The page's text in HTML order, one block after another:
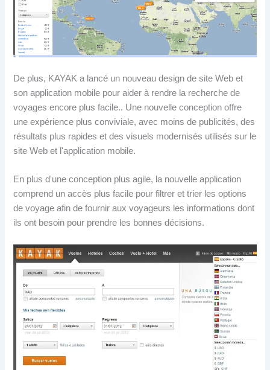
De plus, KAYAK a lancé un nouveau design de site Web et
son application mobile pour aider à rendre la recherche de
voyages encore plus facile.. Une nouvelle conception offre
une expérience plus conviviale, avec moins de publicités, des
résultats plus rapides et des visuels modernisés utilisés sur le
site Web et l'application mobile.
En plus d'une conception plus agile, la nouvelle application
comprend un accès plus facile pour filtrer et trier les options
de voyage afin de fournir aux voyageurs les informations dont
ils ont besoin pour prendre les bonnes décisions.